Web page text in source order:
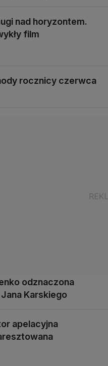
nad horyzontem.
film
rocznicy czerwca
odznaczona
Jana Karskiego
apelacyjna